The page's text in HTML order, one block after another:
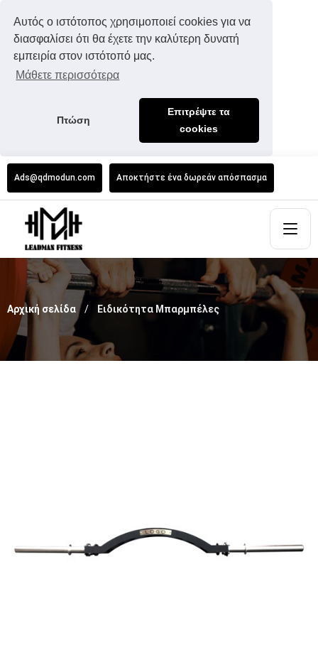
Αυτός ο ιστότοπος χρησιμοποιεί cookies για να
διασφαλίσει ότι θα έχετε την καλύτερη δυνατή
εμπειρία στον ιστότοπό μας.
Μάθετε περισσότερα
Πτώση
Επιτρέψτε τα
cookies
Ads@qdmodun.com Αποκτήστε ένα δωρεάν απόσπασμα
Αρχική σελίδα Ειδικότητα Μπαρμπέλες